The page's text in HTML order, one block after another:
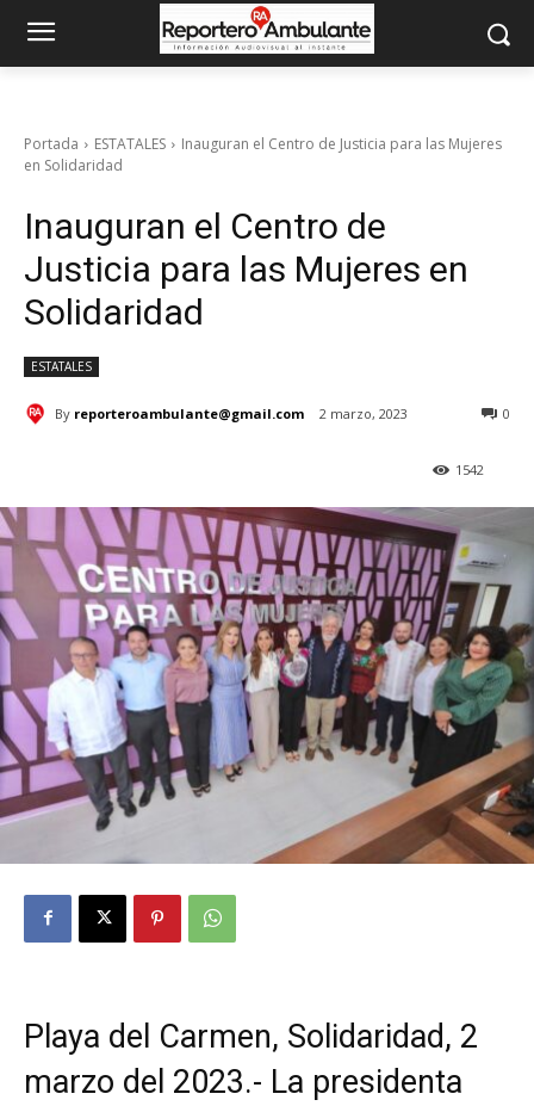
Portada ESTATALES
Inauguran el Centro de Justicia para las Mujeres
en Solidaridad
Inauguran el Centro de
Justicia para las Mujeres en
Solidaridad
ESTATALES
By reporteroambulante@gmail.com 2 marzo, 2023 0
1542
Playa del Carmen, Solidaridad, 2
marzo del 2023.- La presidenta